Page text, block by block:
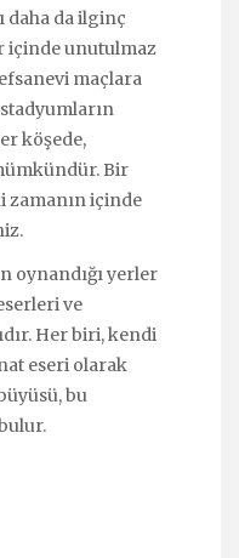
daha da ilginç
içinde unutulmaz
maçlara
köşede,
Bir
zamanın içinde
oynandığı yerler
ve
Her biri, kendi
eseri olarak
bu